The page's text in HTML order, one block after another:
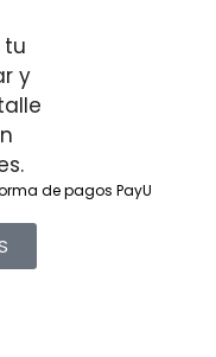
de pagos PayU